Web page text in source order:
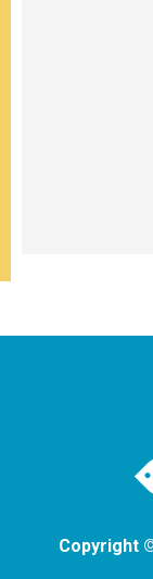
Copyright